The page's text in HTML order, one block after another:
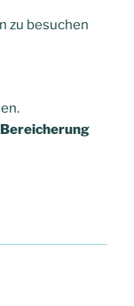
zu besuchen